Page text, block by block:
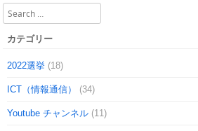
Search
カテゴリー
2022選挙 (18)
ICT（情報通信） (34)
Youtube チャンネル (11)